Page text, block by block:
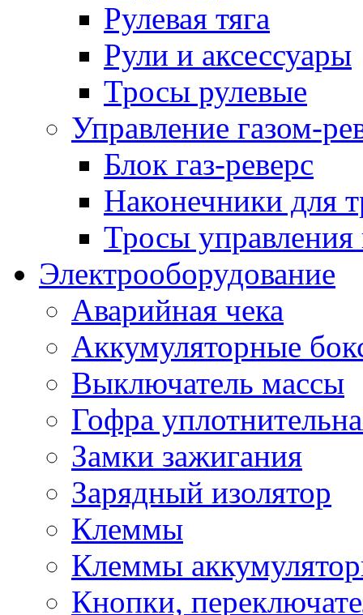
Рулевая тяга
Рули и аксессуары
Тросы рулевые
Управление газом-
Блок газ-реверс
Наконечники для
Тросы управления
Электрооборудование
Аварийная чека
Аккумуляторные
Выключатель массы
Гофра
Замки зажигания
Зарядный изолятор
Клеммы
Клеммы
Кнопки,